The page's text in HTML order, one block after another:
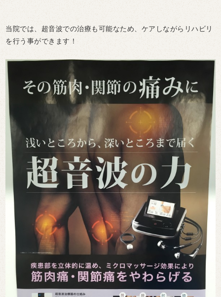
当院では、超音波での治療も可能なため、ケアしながらリハビリ
を行う事ができます！